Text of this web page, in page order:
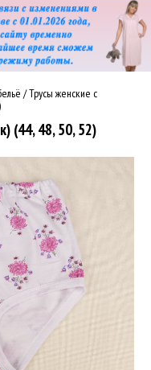
/Трусы женские с
(44, 48, 50, 52)